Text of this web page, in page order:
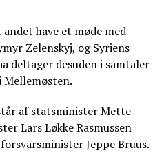
have et møde med
Zelenskyj, og Syriens
deltager desuden i samtaler
af statsminister Mette
Lars Løkke Rasmussen
Jeppe Bruus.